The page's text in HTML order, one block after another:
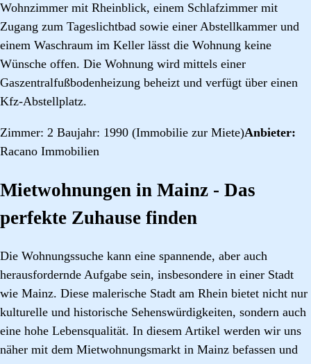
Wohnzimmer mit Rheinblick, einem Schlafzimmer mit
Zugang zum Tageslichtbad sowie einer Abstellkammer und
einem Waschraum im Keller lässt die Wohnung keine
Wünsche offen. Die Wohnung wird mittels einer
Gaszentralfußbodenheizung beheizt und verfügt über einen
Kfz-Abstellplatz.
Zimmer: 2 Baujahr: 1990 (Immobilie zur Miete)Anbieter:
Racano Immobilien
Mietwohnungen in Mainz - Das
perfekte Zuhause finden
Die Wohnungssuche kann eine spannende, aber auch
herausfordernde Aufgabe sein, insbesondere in einer Stadt
wie Mainz. Diese malerische Stadt am Rhein bietet nicht nur
kulturelle und historische Sehenswürdigkeiten, sondern auch
eine hohe Lebensqualität. In diesem Artikel werden wir uns
näher mit dem Mietwohnungsmarkt in Mainz befassen und